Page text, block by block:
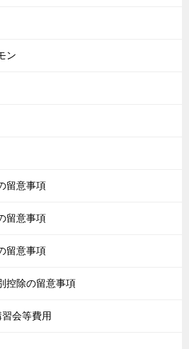
ン
留意事項
留意事項
留意事項
控除の留意事項
会等費用